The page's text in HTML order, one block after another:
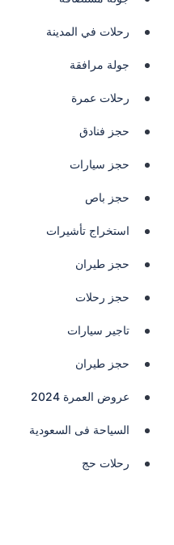
رحلات في المدينة
جولة مرافقة
رحلات عمرة
حجز فنادق
حجز سيارات
حجز باص
استخراج تأشيرات
حجز طيران
حجز رحلات
تاجير سيارات
حجز طيران
عروض العمرة 2024
السياحة فى السعودية
رحلات حج